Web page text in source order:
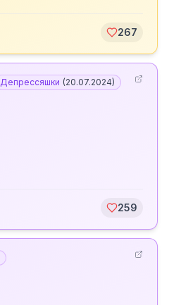
267
Депрессяшки (20.07.2024)
259